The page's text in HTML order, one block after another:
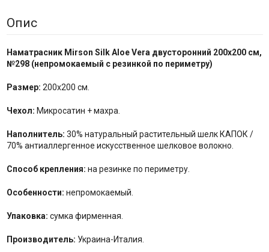
Опис
Наматрасник Mirson Silk Aloe Vera двусторонний 200x200 см,
№298 (непромокаемый с резинкой по периметру)
Размер: 200x200 см.
Чехол: Микросатин + махра.
Наполнитель: 30% натуральный растительный шелк КАПОК /
70% антиаллергенное искусственное шелковое волокно.
Способ крепления: на резинке по периметру.
Особенности: непромокаемый.
Упаковка: сумка фирменная.
Производитель: Украина-Италия.